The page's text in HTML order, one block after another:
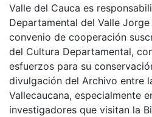
Valle del Cauca es
Departamental del Valle
convenio de cooperación
del Cultura Departamental,
esfuerzos para su
divulgación del Archivo entre
Vallecaucana, especialmente
investigadores que visitan la